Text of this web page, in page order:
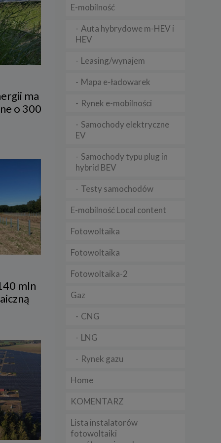
ma
o 300
mln
E-mobilność
Auta hybrydowe m-HEV i
HEV
Leasing/wynajem
Mapa e-ładowarek
Rynek e-mobilności
Samochody elektryczne
EV
Samochody typu plug in
hybrid BEV
Testy samochodów
E-mobilność Local content
Fotowoltaika
Fotowoltaika
Fotowoltaika-2
Gaz
CNG
LNG
Rynek gazu
Home
KOMENTARZ
Lista instalatorów
fotowoltaiki
że
lub
te
do